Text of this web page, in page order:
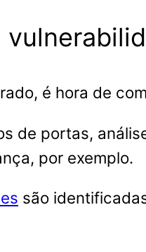
é hora de
de portas,
por exemplo.
são